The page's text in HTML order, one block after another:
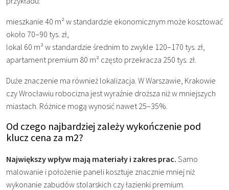
mieszkanie 40 m² w standardzie ekonomicznym może kosztować
około 70–90 tys. zł,
lokal 60 m² w standardzie średnim to zwykle 120–170 tys. zł,
apartament premium 80 m² często przekracza 250 tys. zł.
Duże znaczenie ma również lokalizacja. W Warszawie, Krakowie
czy Wrocławiu robocizna jest wyraźnie droższa niż w mniejszych
miastach. Różnice mogą wynosić nawet 25–35%.
Od czego najbardziej zależy wykończenie pod
klucz cena za m2?
Największy wpływ mają materiały i zakres prac. Samo
malowanie i położenie paneli kosztuje znacznie mniej niż
wykonanie zabudów stolarskich czy łazienki premium.